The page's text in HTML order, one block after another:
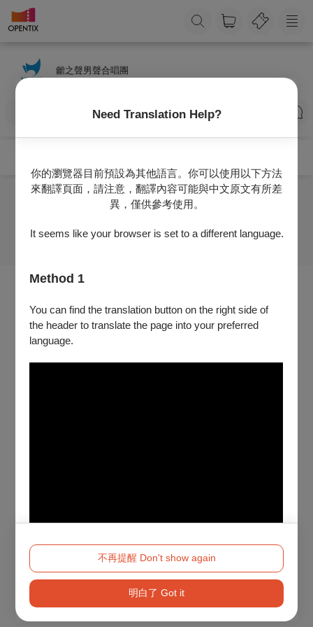
Need Translation Help?
你的瀏覽器目前預設為其他語言。你可以使用以下方法
來翻譯頁面，請注意，翻譯內容可能與中文原文有所差
異，僅供參考使用。
It seems like your browser is set to a different language.
Method 1
You can find the translation button on the right side of
the header to translate the page into your preferred
language.
Method 2
不再提醒 Don't show again
明白了 Got it
龤之聲男聲合唱團
訂閱